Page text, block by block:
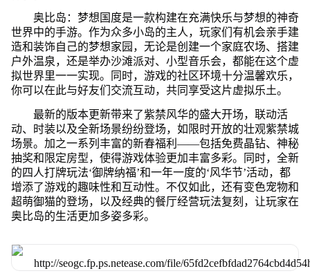
奥比岛：梦想国度是一款构建在充满快乐与梦想的神奇
世界中的手游。作为众多小岛的主人，玩家们有机会亲手建
造和装饰自己的梦想家园，无论是创建一个家庭农场、搭建
户外温泉，还是举办沙滩派对、小型音乐会，都能在这个虚
拟世界里一一实现。同时，游戏的社区环境十分温馨欢乐，
你可以在此与好友们交流互动，共同享受这片虚拟乐土。
最新的版本更新带来了紫禁风华的盛大开场，联动活
动、时装以及全新场景纷纷登场，如限时开放的壮观紫禁城
场景。加之一系列丰富的新春福利——包括免费晶钻、神秘
抽奖和限定房型，使得游戏体验更加丰富多彩。同时，全新
的四人打牌玩法‘御牌纳福’和一年一度的‘风华节’活动，都
增添了游戏的趣味性和互动性。不仅如此，还有变色宠物和
超萌御猫的登场，以及经典的餐厅经营玩法复刻，让玩家在
奥比岛的生活更加多姿多彩。